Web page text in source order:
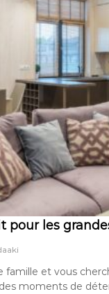
pour les
famille et vous
moments de